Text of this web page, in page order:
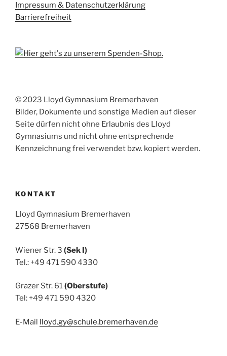
Impressum & Datenschutzerklärung
Barrierefreiheit
© 2023 Lloyd Gymnasium Bremerhaven
Bilder, Dokumente und sonstige Medien auf dieser
Seite dürfen nicht ohne Erlaubnis des Lloyd
Gymnasiums und nicht ohne entsprechende
Kennzeichnung frei verwendet bzw. kopiert werden.
KONTAKT
Lloyd Gymnasium Bremerhaven
27568 Bremerhaven
Wiener Str. 3 (Sek I)
Tel.: +49 471 590 4330
Grazer Str. 61(Oberstufe)
Tel: +49 471 590 4320
E-Mail lloyd.gy@schule.bremerhaven.de